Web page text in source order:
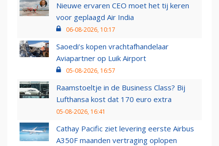
Nieuwe ervaren CEO moet het tij keren
voor geplaagd Air India
06-08-2026, 10:17
Saoedi’s kopen vrachtafhandelaar
Aviapartner op Luik Airport
05-08-2026, 16:57
Raamstoeltje in de Business Class? Bij
Lufthansa kost dat 170 euro extra
05-08-2026, 16:41
Cathay Pacific ziet levering eerste Airbus
A350F maanden vertraging oplopen